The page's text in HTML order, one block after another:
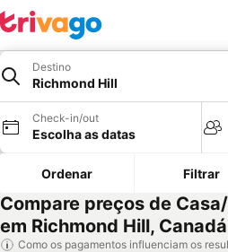
Destino
Richmond Hill
Check-in/out
Escolha as datas
Ordenar Filtrar
Compare preços de
em Richmond Hill, Canadá
Como os pagamentos influenciam os